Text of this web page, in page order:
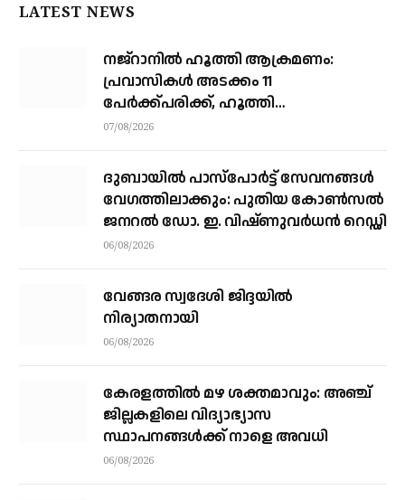
LATEST NEWS
നജ്‌റാനില്‍ ഹൂത്തി ആക്രമണം:
പ്രവാസികള്‍ അടക്കം 11
പേർക്ക്പരിക്ക്, ഹൂത്തി
ആക്രമണത്തില്‍ 17 യെമന്‍
07/08/2026
ദുബായിൽ പാസ്‌പോർട്ട് സേവനങ്ങൾ
വേഗത്തിലാക്കും: പുതിയ കോൺസൽ
ജനറൽ ഡോ. ഇ. വിഷ്ണുവർധൻ റെഡ്ഡി
06/08/2026
വേങ്ങര സ്വദേശി ജിദ്ദയിൽ
നിര്യാതനായി
06/08/2026
കേരളത്തില്‍ മഴ ശക്തമാവും: അഞ്ച്
ജില്ലകളിലെ വിദ്യാഭ്യാസ
സ്ഥാപനങ്ങള്‍ക്ക് നാളെ അവധി
06/08/2026